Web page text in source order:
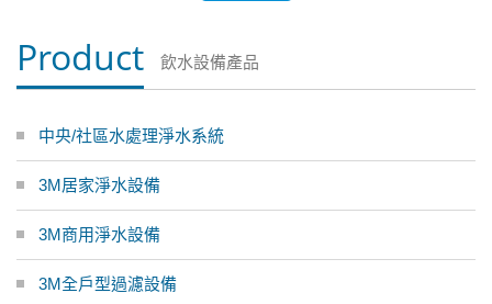
Product 飲水設備產品
中央/社區水處理淨水系統
3M居家淨水設備
3M商用淨水設備
3M全戶型過濾設備